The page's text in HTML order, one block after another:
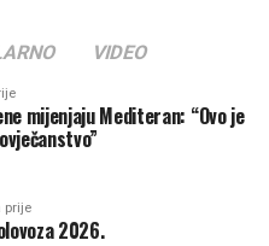
VIDEO
mijenjaju Mediteran: “Ovo je
prije
2026.